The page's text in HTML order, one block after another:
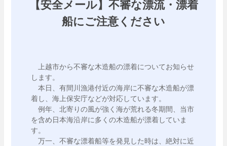
【安全メール】不審な漂流・漂着
船にご注意ください
上越市から不審な木造船の漂着についてお知らせ
します。
本日、有間川漁港付近の海岸に不審な木造船が漂
着し、海上保安庁などが対応しています。
例年、北寄りの風が強く海が荒れる冬期間、当市
を含め日本海沿岸に多くの木造船が漂着していま
す。
万一、不審な漂着船等を発見した時は、絶対に近